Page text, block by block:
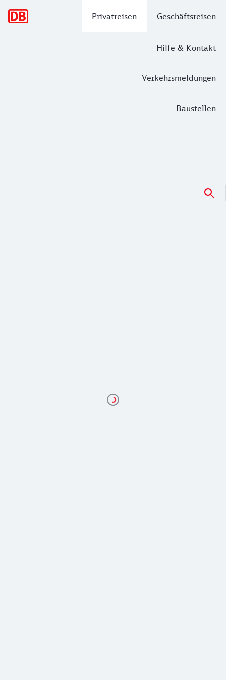
Privatreisen Geschäftsreisen
Hilfe & Kontakt
Verkehrsmeldungen
Baustellen